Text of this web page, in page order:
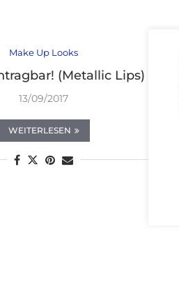
Make Up Looks
(Metallic Lips)
13/09/2017
WEITERLESEN